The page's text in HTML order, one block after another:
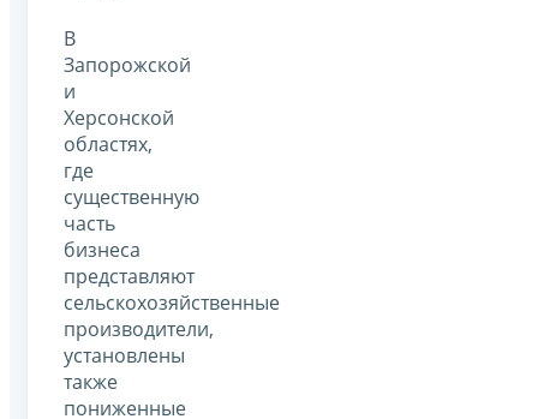
В
Запорожской
и
Херсонской
областях,
где
существенную
часть
бизнеса
представляют
сельскохозяйственные
производители,
установлены
также
пониженные